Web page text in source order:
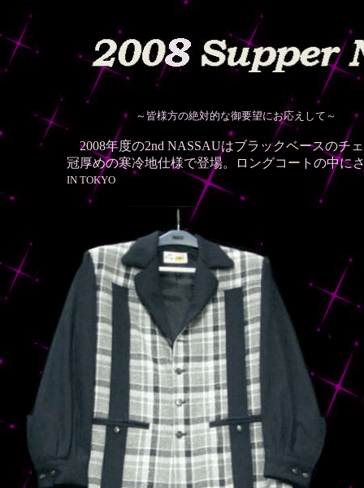
～皆様方の絶対的な御要望にお応えして～
2008年度の2nd NASSAUはブラックベースのチ
冠厚めの寒冷地仕様で登場。ロングコートの中に
IN TOKYO